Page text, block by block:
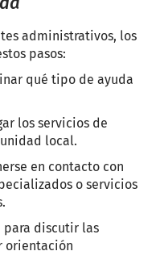
administrativos, los
pasos:
qué tipo de ayuda
los servicios de
local.
en contacto con
o servicios
para discutir las
orientación